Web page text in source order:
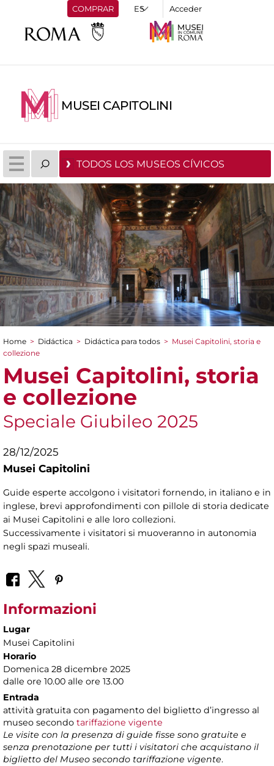
COMPRAR Acceder
MUSEI CAPITOLINI
TODOS LOS MUSEOS CÍVICOS
You are here
Home > Didáctica > Didáctica para todos > Musei Capitolini, storia e
collezione
Musei Capitolini, storia
e collezione
Speciale Giubileo 2025
28/12/2025
Musei Capitolini
Guide esperte accolgono i visitatori fornendo, in italiano e in
inglese, brevi approfondimenti con pillole di storia dedicate
ai Musei Capitolini e alle loro collezioni.
Successivamente i visitatori si muoveranno in autonomia
negli spazi museali.
Informazioni
Lugar
Musei Capitolini
Horario
Domenica 28 dicembre 2025
dalle ore 10.00 alle ore 13.00
Entrada
attività gratuita con pagamento del biglietto d’ingresso al
museo secondo tariffazione vigente
Le visite con la presenza di guide fisse sono gratuite e
senza prenotazione per tutti i visitatori che acquistano il
biglietto del Museo secondo tariffazione vigente.